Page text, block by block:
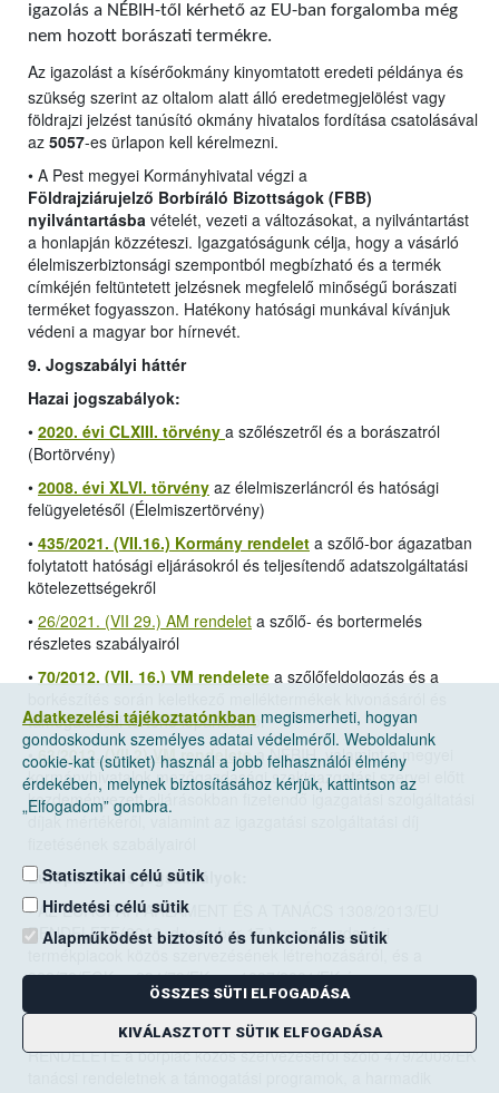
igazolás a NÉBIH-től kérhető az EU-ban forgalomba még
nem hozott borászati termékre.
Az igazolást a kísérőokmány kinyomtatott eredeti példánya és
szükség szerint az oltalom alatt álló eredetmegjelölést vagy
földrajzi jelzést tanúsító okmány hivatalos fordítása csatolásával
az 5057-es ürlapon kell kérelmezni.
• A Pest megyei Kormányhivatal végzi a
Földrajziárujelző Borbíráló Bizottságok (FBB)
nyilvántartásba vételét, vezeti a változásokat, a nyilvántartást
a honlapján közzéteszi. Igazgatóságunk célja, hogy a vásárló
élelmiszerbiztonsági szempontból megbízható és a termék
címkéjén feltüntetett jelzésnek megfelelő minőségű borászati
terméket fogyasszon. Hatékony hatósági munkával kívánjuk
védeni a magyar bor hírnevét.
9. Jogszabályi háttér
Hazai jogszabályok:
• 2020. évi CLXIII. törvény a szőlészetről és a borászatról
(Bortörvény)
• 2008. évi XLVI. törvény az élelmiszerláncról és hatósági
felügyeletésől (Élelmiszertörvény)
• 435/2021. (VII.16.) Kormány rendelet a szőlő-bor ágazatban
folytatott hatósági eljárásokról és teljesítendő adatszolgáltatási
kötelezettségekről
• 26/2021. (VII 29.) AM rendelet a szőlő- és bortermelés
részletes szabályairól
• 70/2012. (VII. 16.) VM rendelete a szőlőfeldolgozás és a
támogatással történő lepárlásáról
•63/2012. (VII.2) VM rendeletea NÉBIH, valamint a megyei
kormányhivatalok mezőgazdasági szakigazgatási szervei előtt
kezdeményezett eljárásokban fizetendő igazgatási szolgáltatási
díjak mértékéről, valamint az igazgatási szolgáltatási díj
Európai Uniós jogszabályok:
• AZ EURÓPAI PARLAMENT ÉS A TANÁCS 1308/2013/EU
RENDELETE(2013. december 17.) mezőgazdasági
922/72/EGK, a 234/79/EK, az 1037/2001/EK és az
1234/2007/EK tanácsi rendelet hatályon kívül helyezéséről
• A BIZOTTSÁG 2008. június 27.-én hozott 555/2008/EK
RENDELETE a borpiac közös szervezéséről szóló 479/2008/EK
Adatkezelési tájékoztatónkban megismerheti, hogyan
gondoskodunk személyes adatai védelméről. Weboldalunk
cookie-kat (sütiket) használ a jobb felhasználói élmény
érdekében, melynek biztosításához kérjük, kattintson az
„Elfogadom” gombra.
Statisztikai célú sütik
Hirdetési célú sütik
Alapműködést biztosító és funkcionális sütik
ÖSSZES SÜTI ELFOGADÁSA
KIVÁLASZTOTT SÜTIK ELFOGADÁSA